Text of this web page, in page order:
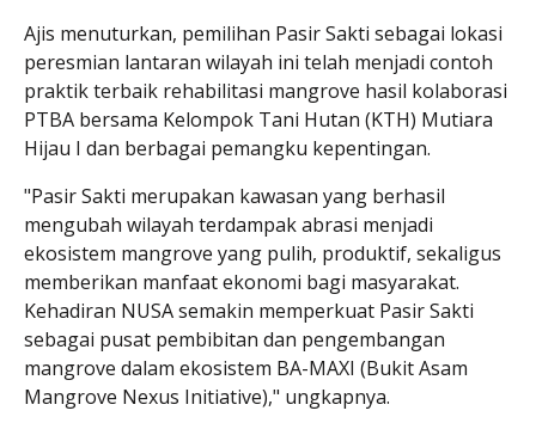
Ajis menuturkan, pemilihan Pasir Sakti sebagai lokasi
peresmian lantaran wilayah ini telah menjadi contoh
praktik terbaik rehabilitasi mangrove hasil kolaborasi
PTBA bersama Kelompok Tani Hutan (KTH) Mutiara
Hijau I dan berbagai pemangku kepentingan.
"Pasir Sakti merupakan kawasan yang berhasil
mengubah wilayah terdampak abrasi menjadi
ekosistem mangrove yang pulih, produktif, sekaligus
memberikan manfaat ekonomi bagi masyarakat.
Kehadiran NUSA semakin memperkuat Pasir Sakti
sebagai pusat pembibitan dan pengembangan
mangrove dalam ekosistem BA-MAXI (Bukit Asam
Mangrove Nexus Initiative)," ungkapnya.